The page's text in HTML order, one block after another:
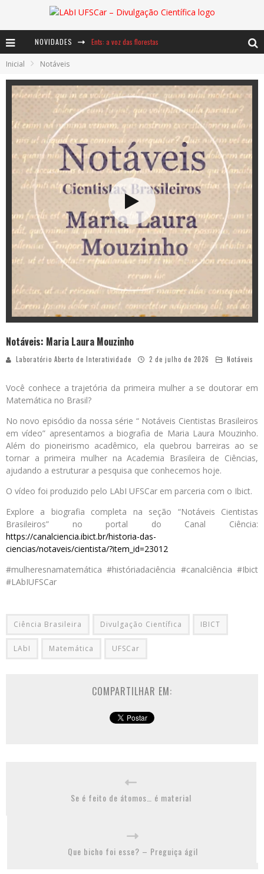
NOVIDADES Ents: a voz das florestas
Baú de Histórias - A jamais imaginada aventura com os moinhos de vento
Inicial Notáveis
Notáveis: Maria Laura Mouzinho
Laboratório Aberto de Interatividade 2 de julho de 2026 Notáveis
Você conhece a trajetória da primeira mulher a se doutorar em
Matemática no Brasil?
No novo episódio da nossa série “ Notáveis Cientistas Brasileiros
em vídeo” apresentamos a biografia de Maria Laura Mouzinho.
Além do pioneirismo acadêmico, ela quebrou barreiras ao se
tornar a primeira mulher na Academia Brasileira de Ciências,
ajudando a estruturar a pesquisa que conhecemos hoje.
O vídeo foi produzido pelo LAbI UFSCar em parceria com o Ibict.
Explore a biografia completa na seção “Notáveis Cientistas
Brasileiros” no portal do Canal Ciência:
https://canalciencia.ibict.br/historia-das-
ciencias/notaveis/cientista/?item_id=23012
#mulheresnamatemática #históriadaciência #canalciência #Ibict
#LAbIUFSCar
Ciência Brasileira Divulgação Científica IBICT
LAbI Matemática UFSCar
COMPARTILHAR EM:
Se é feito de átomos… é material
Que bicho foi esse? – Preguiça ágil